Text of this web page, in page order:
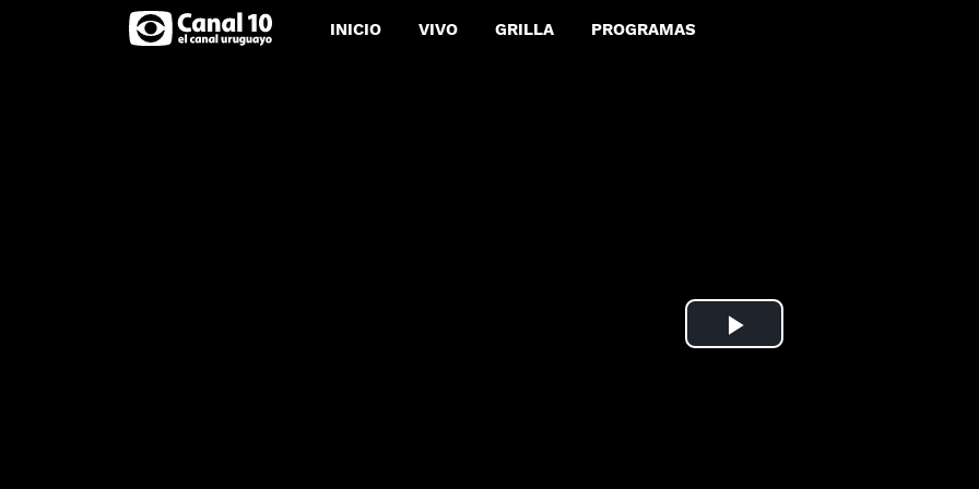
INICIO VIVO GRILLA PROGRAMAS
Play